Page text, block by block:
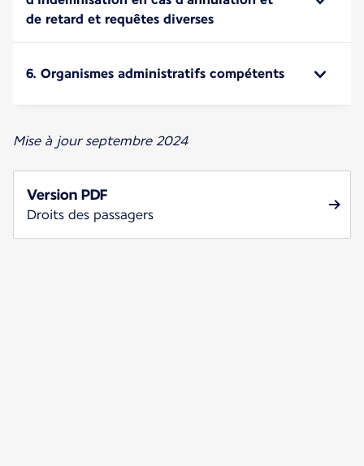
de retard et requêtes diverses
6. Organismes administratifs compétents
Mise à jour septembre 2024
Version PDF
Droits des passagers